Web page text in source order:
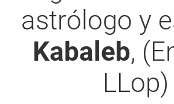
astrólogo y
Kabaleb,
LLop)